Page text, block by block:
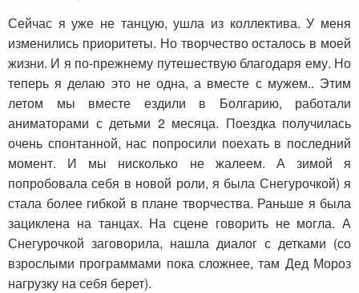
Сейчас я уже не танцую, ушла из коллектива. У меня
изменились приоритеты. Но творчество осталось в моей
жизни. И я по-прежнему путешествую благодаря ему. Но
теперь я делаю это не одна, а вместе с мужем.. Этим
летом мы вместе ездили в Болгарию, работали
аниматорами с детьми 2 месяца. Поездка получилась
очень спонтанной, нас попросили поехать в последний
момент. И мы нисколько не жалеем. А зимой я
попробовала себя в новой роли, я была Снегурочкой) я
стала более гибкой в плане творчества. Раньше я была
зациклена на танцах. На сцене говорить не могла. А
Снегурочкой заговорила, нашла диалог с детками (со
взрослыми программами пока сложнее, там Дед Мороз
нагрузку на себя берет).